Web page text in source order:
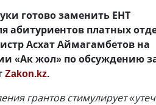
готово заменить ЕНТ
абитуриентов платных
Асхат Аймагамбетов на
«Ак жол» по обсуждению
Zakon.kz.
грантов стимулирует